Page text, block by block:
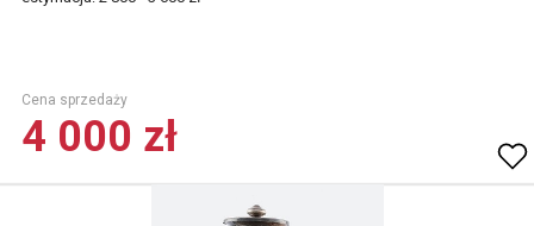
Cena sprzedaży
4 000 zł